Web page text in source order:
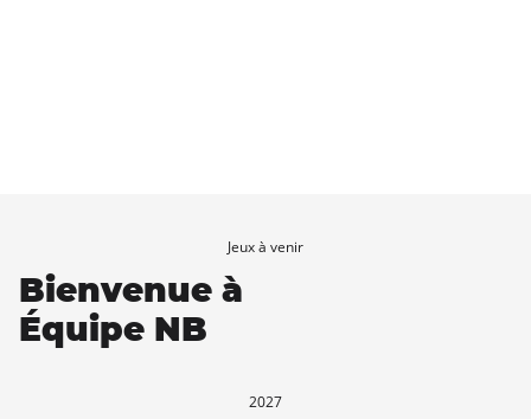
2027
Jeux à venir
Bienvenue à
Équipe NB